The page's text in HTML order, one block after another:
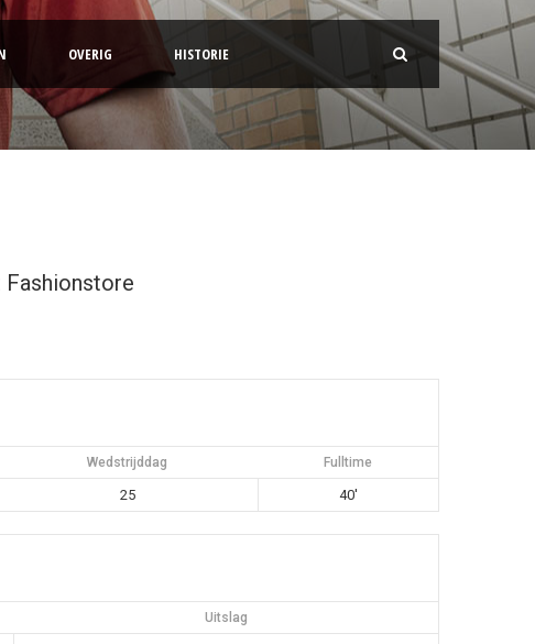
OVERIG HISTORIE
Fashionstore
Wedstrijddag Fulltime
25 40'
Uitslag